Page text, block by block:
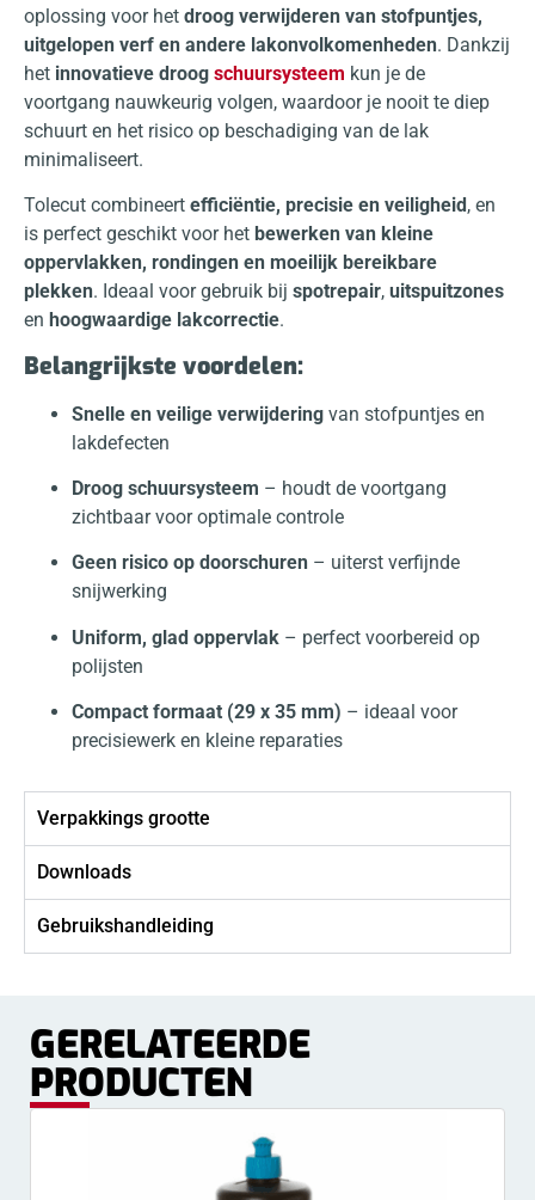
oplossing voor het droog verwijderen van stofpuntjes,
uitgelopen verf en andere lakonvolkomenheden. Dankzij
het innovatieve droog schuursysteem kun je de
voortgang nauwkeurig volgen, waardoor je nooit te diep
schuurt en het risico op beschadiging van de lak
minimaliseert.
Tolecut combineert efficiëntie, precisie en veiligheid , en
is perfect geschikt voor het bewerken van kleine
oppervlakken, rondingen en moeilijk bereikbare
plekken. Ideaal voor gebruik bij spotrepair, uitspuitzones
en hoogwaardige lakcorrectie.
Belangrijkste voordelen:
Snelle en veilige verwijdering van stofpuntjes en
lakdefecten
Droog schuursysteem – houdt de voortgang
zichtbaar voor optimale controle
Geen risico op doorschuren – uiterst verfijnde
snijwerking
Uniform, glad oppervlak – perfect voorbereid op
polijsten
Compact formaat (29 x 35 mm) – ideaal voor
precisiewerk en kleine reparaties
Verpakkings grootte
Downloads
Gebruikshandleiding
GERELATEERDE
PRODUCTEN